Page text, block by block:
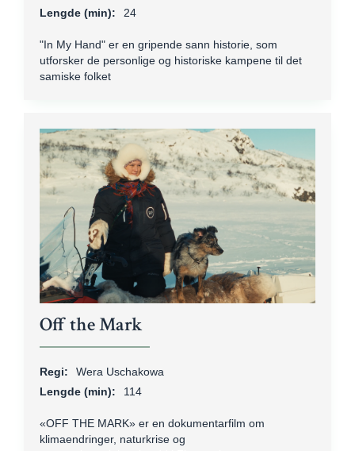
Lengde (min):
24
"In My Hand" er en gripende sann historie, som
utforsker de personlige og historiske kampene til det
samiske folket
Off the Mark
Regi:
Wera Uschakowa
Lengde (min):
114
«OFF THE MARK» er en dokumentarfilm om
klimaendringer, naturkrise og